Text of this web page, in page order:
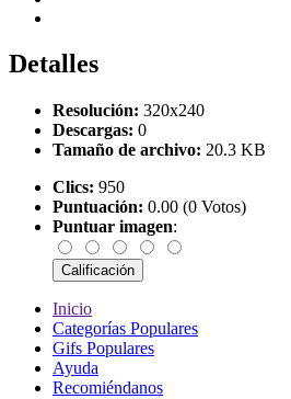
Detalles
Resolución: 320x240
Descargas: 0
Tamaño de archivo: 20.3 KB
Clics: 950
Puntuación: 0.00 (0 Votos)
Puntuar imagen:
Inicio
Categorías Populares
Gifs Populares
Ayuda
Recomiéndanos